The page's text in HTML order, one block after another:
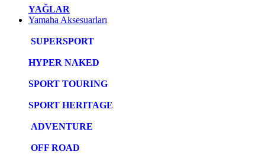
YAĞLAR
Yamaha Aksesuarları
SUPERSPORT
HYPER NAKED
SPORT TOURING
SPORT HERITAGE
ADVENTURE
OFF ROAD